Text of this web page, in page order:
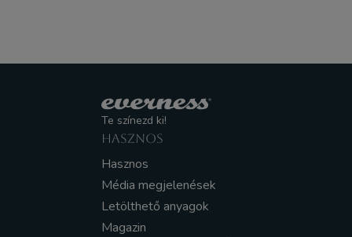
Te színezd ki!
HASZNOS
Hasznos
Média megjelenések
Letölthető anyagok
Magazin